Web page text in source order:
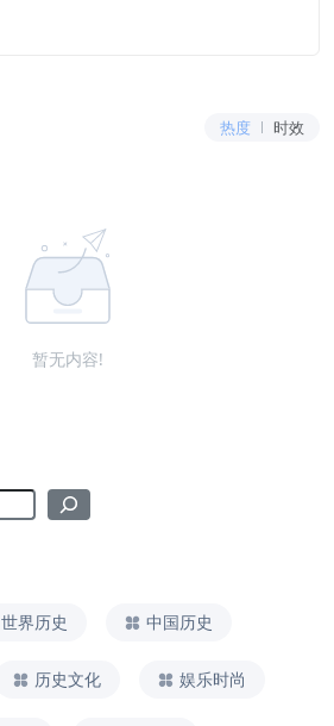
热度 时效
暂无内容!
世界历史 中国历史
历史文化 娱乐时尚